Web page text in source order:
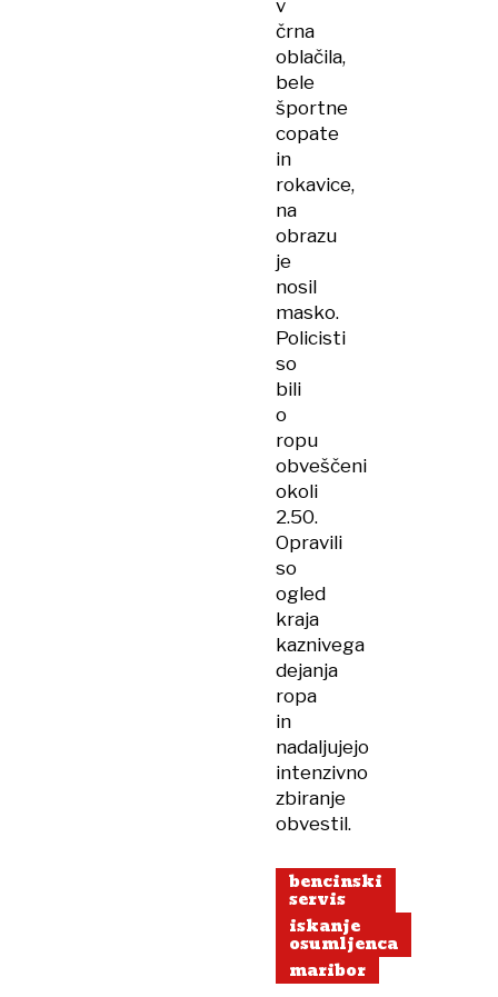
v
črna
oblačila,
bele
športne
copate
in
rokavice,
na
obrazu
je
nosil
masko.
Policisti
so
bili
o
ropu
obveščeni
okoli
2.50.
Opravili
so
ogled
kraja
kaznivega
dejanja
ropa
in
nadaljujejo
intenzivno
zbiranje
obvestil.
bencinski
servis
iskanje
osumljenca
maribor